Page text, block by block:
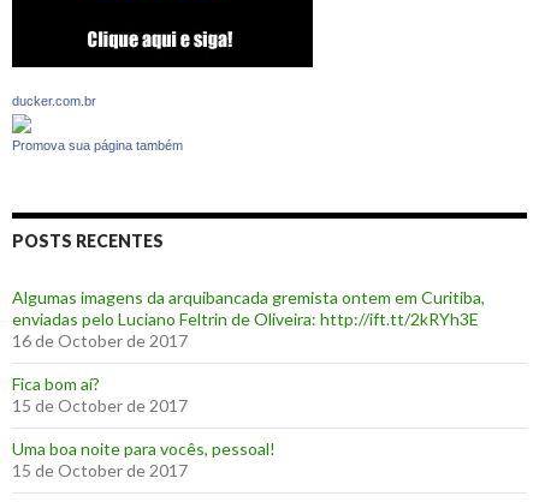
ducker.com.br
Promova sua página também
POSTS RECENTES
Algumas imagens da arquibancada gremista ontem em Curitiba,
enviadas pelo Luciano Feltrin de Oliveira: http://ift.tt/2kRYh3E
16 de October de 2017
‪Fica bom aí?‬
15 de October de 2017
Uma boa noite para vocês, pessoal!
15 de October de 2017